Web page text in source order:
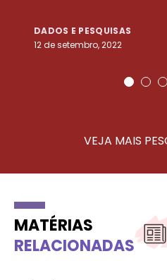
DADOS E PESQUISAS
12 de setembro, 2022
VEJA MAIS
MATÉRIAS
RELACIONADAS